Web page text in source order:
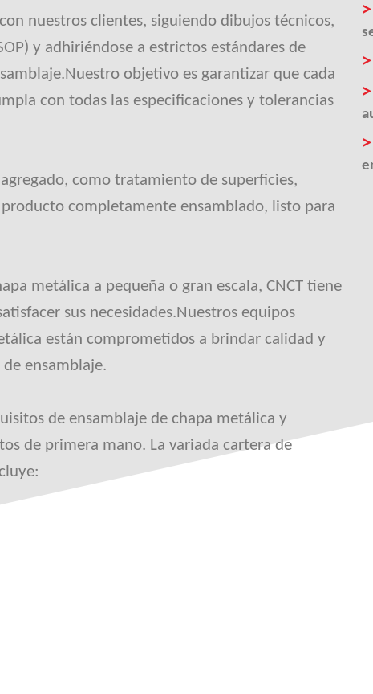
nuestros clientes, siguiendo dibujos técnicos,
y adhiriéndose a estrictos estándares de
objetivo es garantizar que cada
con todas las especificaciones y tolerancias
como tratamiento de superficies,
completamente ensamblado, listo para
metálica a pequeña o gran escala, CNCT tiene
sus necesidades.Nuestros equipos
están comprometidos a brindar calidad y
ensamblaje.
de ensamblaje de chapa metálica y
de primera mano. La variada cartera de
>
>
>
>